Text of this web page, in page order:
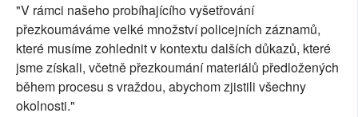
"V rámci našeho probíhajícího vyšetřování
přezkoumáváme velké množství policejních záznamů,
které musíme zohlednit v kontextu dalších důkazů, které
jsme získali, včetně přezkoumání materiálů předložených
během procesu s vraždou, abychom zjistili všechny
okolnosti."